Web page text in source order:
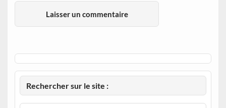
Rechercher sur le site :